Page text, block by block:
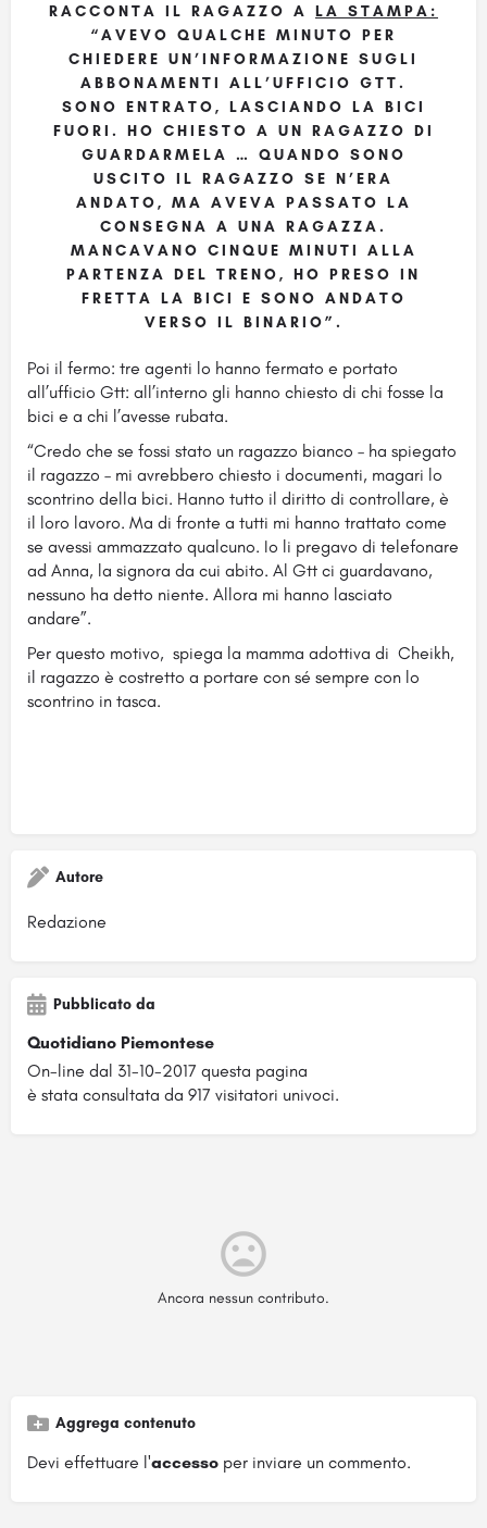
RACCONTA IL RAGAZZO A LA STAMPA:
“AVEVO QUALCHE MINUTO PER
CHIEDERE UN’INFORMAZIONE SUGLI
ABBONAMENTI ALL’UFFICIO GTT.
SONO ENTRATO, LASCIANDO LA BICI
FUORI. HO CHIESTO A UN RAGAZZO DI
GUARDARMELA … QUANDO SONO
USCITO IL RAGAZZO SE N’ERA
ANDATO, MA AVEVA PASSATO LA
CONSEGNA A UNA RAGAZZA.
MANCAVANO CINQUE MINUTI ALLA
PARTENZA DEL TRENO, HO PRESO IN
FRETTA LA BICI E SONO ANDATO
VERSO IL BINARIO”.
Poi il fermo: tre agenti lo hanno fermato e portato
all’ufficio Gtt: all’interno gli hanno chiesto di chi fosse la
bici e a chi l’avesse rubata.
“Credo che se fossi stato un ragazzo bianco – ha spiegato
il ragazzo – mi avrebbero chiesto i documenti, magari lo
scontrino della bici. Hanno tutto il diritto di controllare, è
il loro lavoro. Ma di fronte a tutti mi hanno trattato come
se avessi ammazzato qualcuno. Io li pregavo di telefonare
ad Anna, la signora da cui abito. Al Gtt ci guardavano,
nessuno ha detto niente. Allora mi hanno lasciato
andare”.
Per questo motivo, spiega la mamma adottiva di Cheikh,
il ragazzo è costretto a portare con sé sempre con lo
scontrino in tasca.
Autore
Redazione
Pubblicato da
Quotidiano Piemontese
On-line dal 31-10-2017 questa pagina
è stata consultata da 917 visitatori univoci.
Ancora nessun contributo.
Aggrega contenuto
Devi effettuare l'accesso per inviare un commento.